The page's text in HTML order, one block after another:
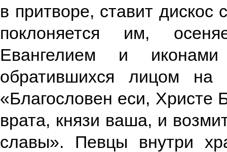
в притворе, ставит
поклоняется им,
Евангелием и
обратившихся лицом
«Благословен еси, Христе
врата, князи ваша, и
славы». Певцы внутри